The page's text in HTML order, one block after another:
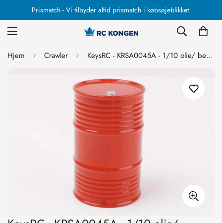
Prismatch - Vi tilbyder altid prismatch i købsøjeblikket.
Hjem Crawler KeysRC - KRSA0045A - 1/10 olie/ benzin tønde Dummy til Crawler biler